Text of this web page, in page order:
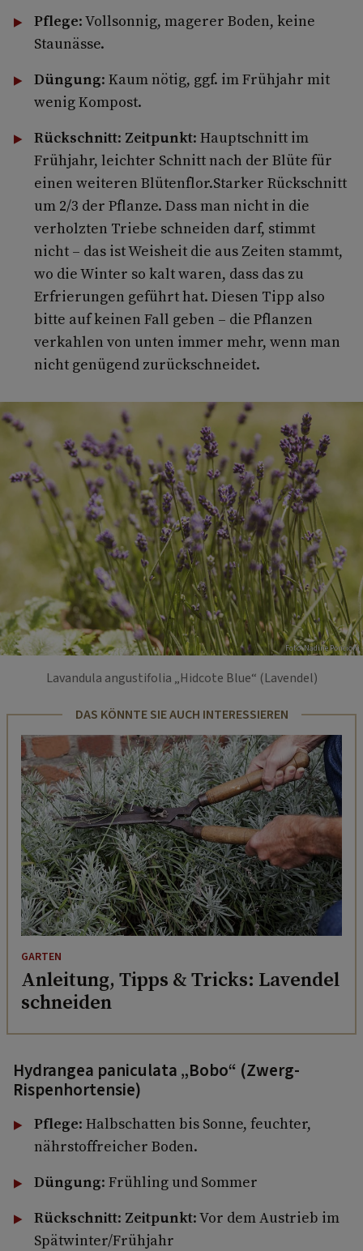
Pflege: Vollsonnig, magerer Boden, keine
Staunässe.
Düngung: Kaum nötig, ggf. im Frühjahr mit
wenig Kompost.
Rückschnitt: Zeitpunkt: Hauptschnitt im
Frühjahr, leichter Schnitt nach der Blüte für
einen weiteren Blütenflor.Starker Rückschnitt
um 2/3 der Pflanze. Dass man nicht in die
verholzten Triebe schneiden darf, stimmt
nicht – das ist Weisheit die aus Zeiten stammt,
wo die Winter so kalt waren, dass das zu
Erfrierungen geführt hat. Diesen Tipp also
bitte auf keinen Fall geben – die Pflanzen
verkahlen von unten immer mehr, wenn man
nicht genügend zurückschneidet.
Foto: Nadine Poncioni
Lavandula angustifolia „Hidcote Blue“ (Lavendel)
DAS KÖNNTE SIE AUCH INTERESSIEREN
GARTEN
Anleitung, Tipps & Tricks: Lavendel
schneiden
Hydrangea paniculata „Bobo“ (Zwerg-
Rispenhortensie)
Pflege: Halbschatten bis Sonne, feuchter,
nährstoffreicher Boden.
Düngung: Frühling und Sommer
Rückschnitt: Zeitpunkt: Vor dem Austrieb im
Spätwinter/Frühjahr